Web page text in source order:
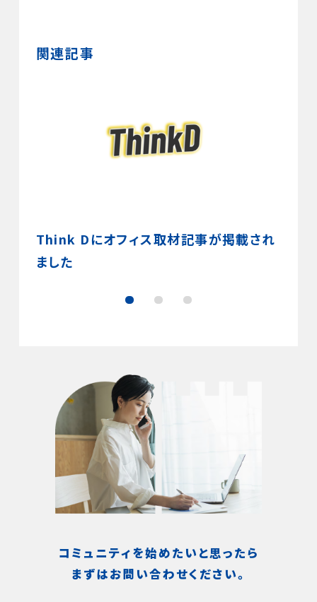
関連記事
Think Dにオフィス取材記事が掲載され
ました
コミュニティを始めたいと思ったら
まずはお問い合わせください。